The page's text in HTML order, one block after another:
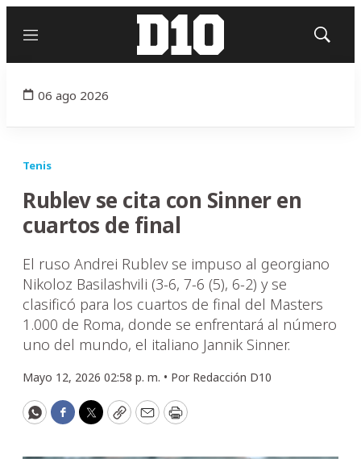
Menú
Mostrar
06 ago 2026
Tenis
Rublev se cita con Sinner en
cuartos de final
El ruso Andrei Rublev se impuso al georgiano
Nikoloz Basilashvili (3-6, 7-6 (5), 6-2) y se
clasificó para los cuartos de final del Masters
1.000 de Roma, donde se enfrentará al número
uno del mundo, el italiano Jannik Sinner.
Mayo 12, 2026 02:58 p. m. • Por Redacción D10
WhatsApp
Facebook
Twitter
CopyEmailPrint